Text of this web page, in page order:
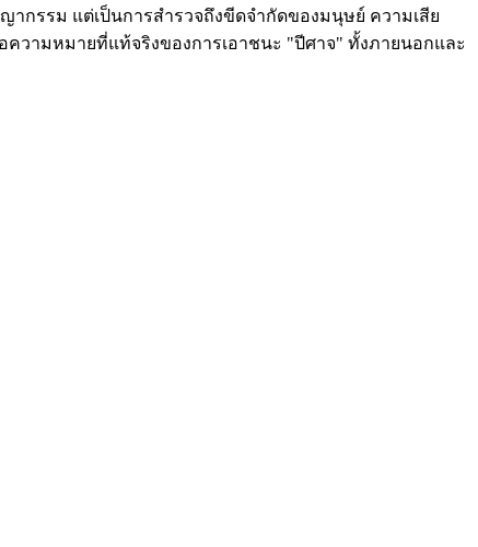
ากรรม แต่เป็นการสำรวจถึงขีดจำกัดของมนุษย์ ความเสีย
วามหมายที่แท้จริงของการเอาชนะ "ปีศาจ" ทั้งภายนอกและ